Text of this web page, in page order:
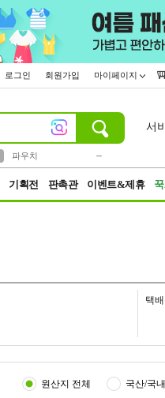
로그인 회원가입 마이페이지
파우치
서
기획전 판촉관 이벤트&제휴
택
원산지 전체 국산/국